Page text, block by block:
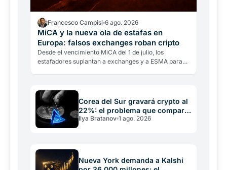
Francesco Campisi 6 ago. 2026
MiCA y la nueva ola de estafas en
Europa: falsos exchanges roban cripto
Desde el vencimiento MiCA del 1 de julio, los
estafadores suplantan a exchanges y a ESMA para
Corea del Sur gravará crypto al
22%: el problema que comparte
con España
Ilya Bratanov 1 ago. 2026
Nueva York demanda a Kalshi